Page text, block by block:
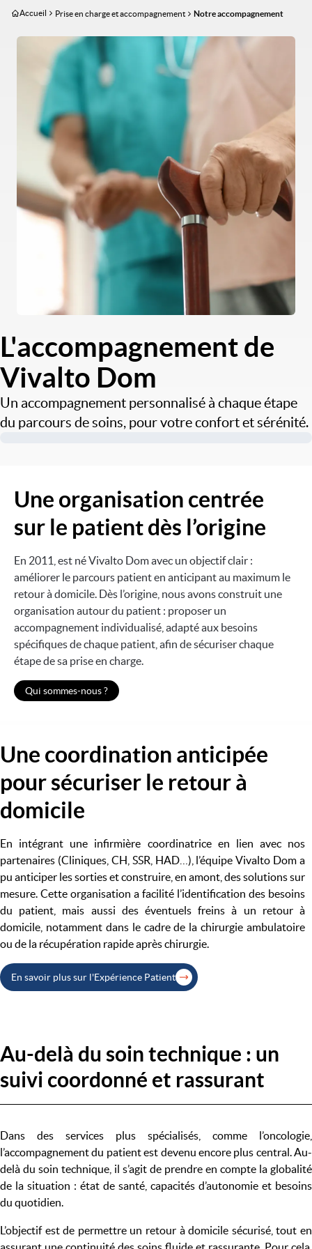
Aller
contenu
Accueil Prise en charge et accompagnement Notre accompagnement
L'accompagnement de
Vivalto Dom
Un accompagnement personnalisé à chaque étape
du parcours de soins, pour votre confort et sérénité.
Une organisation centrée
sur le patient dès l’origine
En 2011, est né Vivalto Dom avec un objectif clair :
améliorer le parcours patient en anticipant au maximum le
retour à domicile. Dès l’origine, nous avons construit une
organisation autour du patient : proposer un
accompagnement individualisé, adapté aux besoins
spécifiques de chaque patient, afin de sécuriser chaque
étape de sa prise en charge.
Qui sommes-nous ?
Image
Une coordination anticipée
pour sécuriser le retour à
domicile
En intégrant une infirmière coordinatrice en lien avec nos
partenaires (Cliniques, CH, SSR, HAD…), l’équipe Vivalto Dom a
pu anticiper les sorties et construire, en amont, des solutions sur
mesure. Cette organisation a facilité l’identification des besoins
du patient, mais aussi des éventuels freins à un retour à
domicile, notamment dans le cadre de la chirurgie ambulatoire
ou de la récupération rapide après chirurgie.
En savoir plus sur l'Expérience Patient
Au-delà du soin technique : un
suivi coordonné et rassurant
Dans des services plus spécialisés, comme l’oncologie,
l’accompagnement du patient est devenu encore plus central. Au-
delà du soin technique, il s’agit de prendre en compte la globalité
de la situation : état de santé, capacités d’autonomie et besoins
du quotidien.
L’objectif est de permettre un retour à domicile sécurisé, tout en